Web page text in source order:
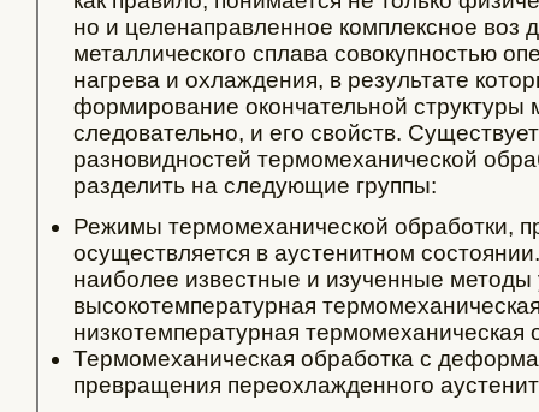
но и целенаправленное комплексное воз
металлического сплава совокупностью
нагрева и охлаждения, в результате
формирование окончательной структуры
следовательно, и его свойств.
разновидностей термомеханической
разделить на следующие группы:
Режимы термомеханической обработки,
осуществляется в аустенитном
наиболее известные и изученные методы
высокотемпературная
низкотемпературная
Термомеханическая обработка с
превращения переохлажденного